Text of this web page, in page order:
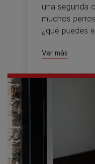
una segunda
muchos
¿qué puedes
Ver más